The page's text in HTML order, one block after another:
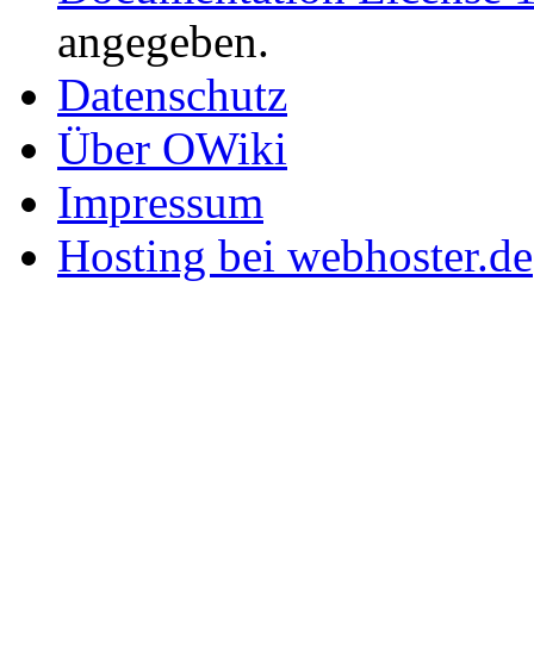
angegeben.
Datenschutz
Über OWiki
Impressum
Hosting bei webhoster.de